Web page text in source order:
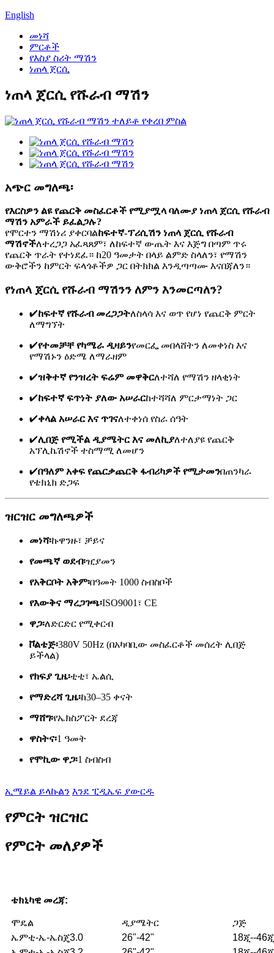
English
መነሻ
ምርቶች
የእስያ ስሪት ማሽን
ነጠላ ጀርሲ
ነጠላ ጀርሲ የሹራብ ማሽን
አጭር መግለጫ፡
የእርስዎን ልዩ የጨርቅ መስፈርቶች የሚያሟላ ባለሙያ ነጠላ ጀርሲ የሹራብ
ማሽን አምራች ይፈልጋሉ?
የሞርተን ማሽነሪ ያቀርባልከፍተኛ-ፕሪሲሽን ነጠላ ጀርሲ የሹራብ
ማሽኖችለተረጋጋ አፈጻጸም፣ ለከፍተኛ ውጤት እና እጅግ በጣም ጥሩ
የጨርቅ ጥራት የተነደፈ። ከ20 ዓመታት በላይ ልምድ ስላለን፣ የማሽን
ውቅሮችን ከምርት ፍላጎቶችዎ ጋር በትክክል እንዲጣጣሙ እናበጃለን።
የነጠላ ጀርሲ የሹራብ ማሽንን ለምን እንመርጣለን?
✔ከፍተኛ የሹራብ መረጋጋትለስላሳ እና ወጥ የሆነ የጨርቅ ምርት
ለማግኘት
✔የተመቻቸ የካሜራ ዲዛይንየመርፌ መበላሸትን ለመቀነስ እና
የማሽኑን ዕድሜ ለማራዘም
✔ዝቅተኛ የንዝረት ፍሬም መዋቅርለተሻለ የማሽን ዘላቂነት
✔ከፍተኛ ፍጥነት ያለው አሠራርከተሻሻለ ምርታማነት ጋር
✔ቀላል አሠራር እና ጥገናለተቀነሰ የስራ ሰዓት
✔ሊበጅ የሚችል ዲያሜትር እና መለኪያለተለያዩ የጨርቅ
አፕሊኬሽኖች ተስማሚ ለመሆን
✔በዓለም አቀፍ የጨርቃጨርቅ ፋብሪካዎች የሚታመንበጠንካራ
የቴክኒክ ድጋፍ
ዝርዝር መግለጫዎች
መነሻ፡ኩዋንዙ፣ ቻይና
የመጫኛ ወደብ፡ዢያመን
የአቅርቦት አቅም፡በዓመት 1000 ስብስቦች
የእውቅና ማረጋገጫ፡ISO9001፣ CE
ዋጋ፡ለድርድር የሚቀርብ
ቮልቴጅ፡380V 50Hz (በአካባቢው መስፈርቶች መሰረት ሊበጅ
ይችላል)
የክፍያ ጊዜ፡ቲቲ፣ ኤልሲ
የማድረሻ ጊዜ፡ከ30–35 ቀናት
ማሸግ፡የኤክስፖርት ደረጃ
ዋስትና፡1 ዓመት
የሞኪው ዋጋ፡1 ስብስብ
ኢሜይል ይላኩልን እንደ ፒዲኤፍ ያውርዱ
የምርት ዝርዝር
የምርት መለያዎች
ቴክኒካዊ መረጃ:
ሞዴል ዲያሜትር
ጋጅ
ኤምቲ-ኤ-ኤስጄ3.0
26"-42"
18ጂ--46ጂ